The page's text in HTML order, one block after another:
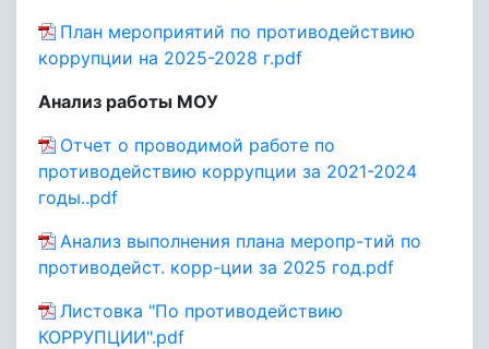
План мероприятий по противодействию
коррупции на 2025-2028 г.pdf
Анализ работы МОУ
Отчет о проводимой работе по
противодействию коррупции за 2021-2024
годы..pdf
Анализ выполнения плана меропр-тий по
противодейст. корр-ции за 2025 год.pdf
Листовка "По противодействию
КОРРУПЦИИ".pdf